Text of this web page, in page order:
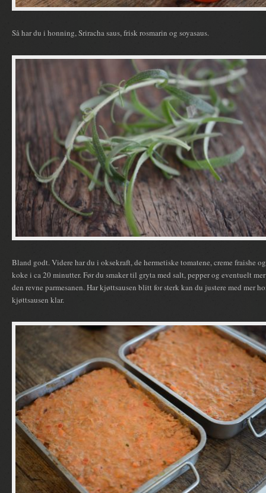
Så har du i honning, Sriracha saus, frisk rosmarin og soyasaus.
Bland godt. Videre har du i oksekraft, de hermetiske tomatene, creme fraishe
koke i ca 20 minutter. Før du smaker til gryta med salt, pepper og eventuelt
den revne parmesanen. Har kjøttsausen blitt for sterk kan du justere med mer
kjøttsausen klar.